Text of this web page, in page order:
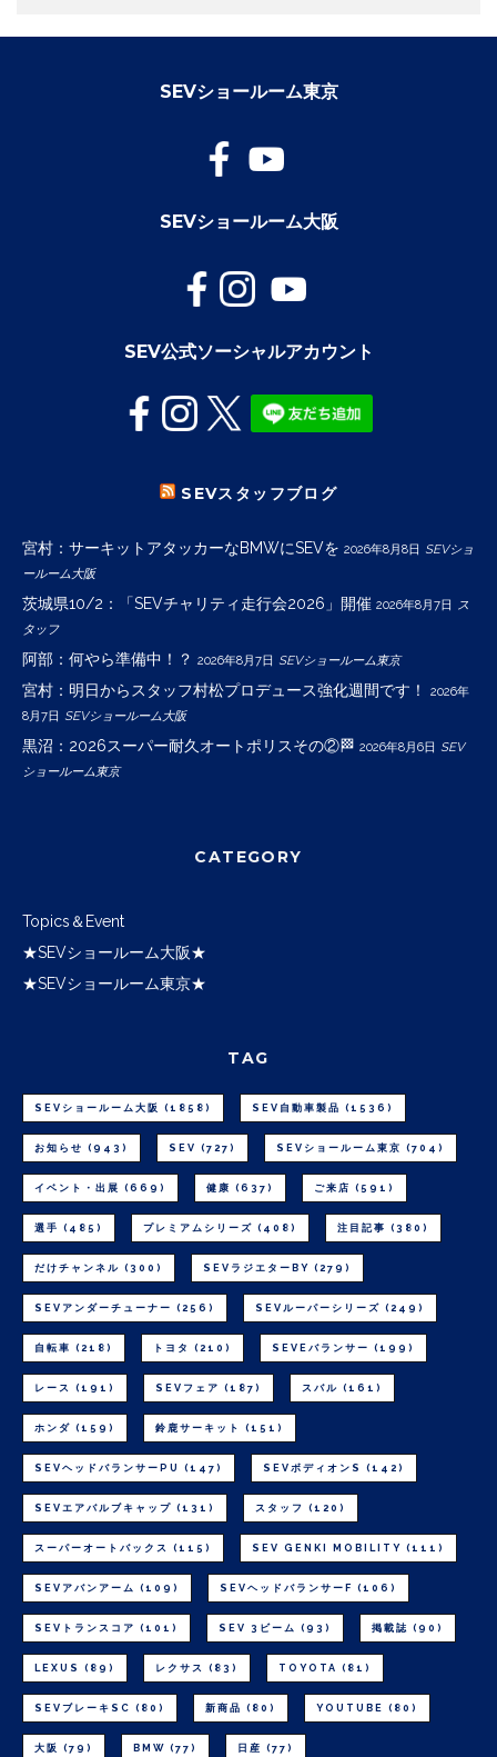
SEVショールーム東京
SEVショールーム大阪
SEV公式ソーシャルアカウント
SEVスタッフブログ
宮村：サーキットアタッカーなBMWにSEVを 2026年8月8日 SEVショ
ールーム大阪
茨城県10/2：「SEVチャリティ走行会2026」開催 2026年8月7日 ス
タッフ
阿部：何やら準備中！？ 2026年8月7日 SEVショールーム東京
宮村：明日からスタッフ村松プロデュース強化週間です！
2026年
8月7日 SEVショールーム大阪
黒沼：2026スーパー耐久オートポリスその②🏁 2026年8月6日 SEV
ショールーム東京
CATEGORY
Topics＆Event
★SEVショールーム大阪★
★SEVショールーム東京★
TAG
SEVショールーム大阪 (1858) SEV自動車製品 (1536)
お知らせ (943) SEV (727) SEVショールーム東京 (704)
イベント・出展 (669) 健康 (637) ご来店 (591)
選手 (485) プレミアムシリーズ (408) 注目記事 (380)
だけチャンネル (300) SEVラジエターBY (279)
SEVアンダーチューナー (256) SEVルーパーシリーズ (249)
自転車 (218) トヨタ (210) SEVEバランサー (199)
レース (191) SEVフェア (187) スバル (161)
ホンダ (159) 鈴鹿サーキット (151)
SEVヘッドバランサーPU (147) SEVボディオンS (142)
SEVエアバルブキャップ (131) スタッフ (120)
スーパーオートバックス (115) SEV GENKI MOBILITY (111)
SEVアバンアーム (109) SEVヘッドバランサーF (106)
SEVトランスコア (101) SEV 3ビーム (93) 掲載誌 (90)
LEXUS (89) レクサス (83) TOYOTA (81)
SEVブレーキSC (80) 新商品 (80) YOUTUBE (80)
大阪 (79) BMW (77) 日産 (77)